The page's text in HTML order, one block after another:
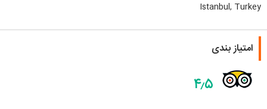
Istanbul, Turkey
امتیاز بندی
۴٫۵